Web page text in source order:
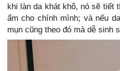
khi làn da khát khô, nó sẽ tiết
ẩm cho chính mình; và nếu
mụn cũng theo đó mà dễ sinh